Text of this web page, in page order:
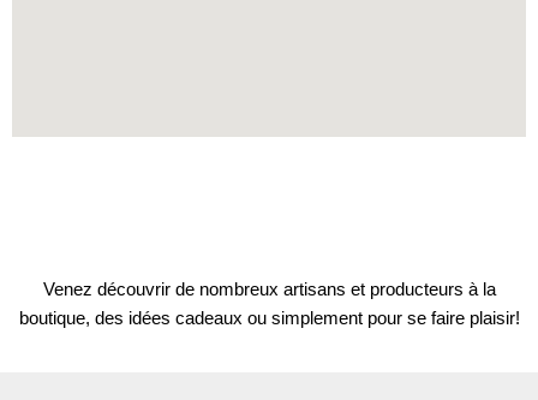
Venez découvrir de nombreux artisans et producteurs à la
boutique, des idées cadeaux ou simplement pour se faire plaisir!